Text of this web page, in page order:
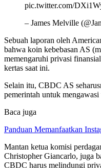
pic.twitter.com/
– James Melville
Sebuah laporan oleh
bahwa koin kebebasan AS
memengaruhi privasi
kertas saat ini.
Selain itu, CBDC AS
pemerintah untuk mengawasi
Baca juga
Panduan Memanfaatkan
Mantan ketua komisi
Christopher Giancarlo, juga
CBDC harus melindungi